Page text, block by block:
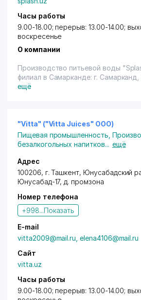
Часы работы
9.00-18.00; перерыв: 13.00-14.00;
воскресенье
О компании
Производство питьевой воды
филиал в Самарканде: г. Самарканд,
34. Тел.: 330-92-29, 330-91-19.
ещё
"Vitta" ("Vitta Juices" ООО)
Пищевая промышленность
безалкогольных напитков... ещё
Адрес
100206, г. Ташкент, Юнусабадский
Юнусабад-17, д. промзона
Номер телефона
+998...Показать
E-mail
vitta2009@mail.ru, elena4106@mail.ru
Сайт
vitta.uz
Часы работы
9.00-18.00; перерыв: 13.00-14.00;